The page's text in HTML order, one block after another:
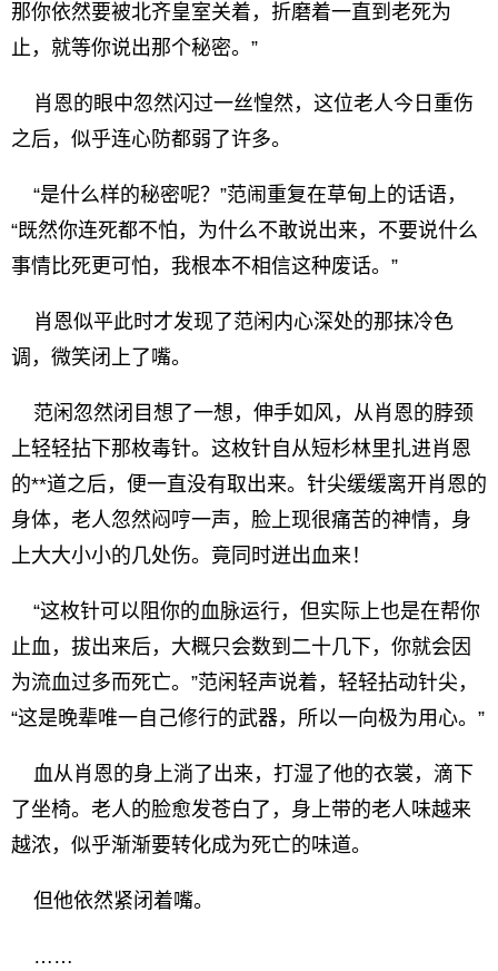
那你依然要被北齐皇室关着，折磨着一直到老死为
止，就等你说出那个秘密。”
肖恩的眼中忽然闪过一丝惶然，这位老人今日重伤
之后，似乎连心防都弱了许多。
“是什么样的秘密呢？”范闹重复在草甸上的话语，
“既然你连死都不怕，为什么不敢说出来，不要说什么
事情比死更可怕，我根本不相信这种废话。”
肖恩似平此时才发现了范闲内心深处的那抹冷色
调，微笑闭上了嘴。
范闲忽然闭目想了一想，伸手如风，从肖恩的脖颈
上轻轻拈下那枚毒针。这枚针自从短杉林里扎进肖恩
的**道之后，便一直没有取出来。针尖缓缓离开肖恩的
身体，老人忽然闷哼一声，脸上现很痛苦的神情，身
上大大小小的几处伤。竟同时迸出血来！
“这枚针可以阻你的血脉运行，但实际上也是在帮你
止血，拔出来后，大概只会数到二十几下，你就会因
为流血过多而死亡。”范闲轻声说着，轻轻拈动针尖，
“这是晚辈唯一自己修行的武器，所以一向极为用心。”
血从肖恩的身上淌了出来，打湿了他的衣裳，滴下
了坐椅。老人的脸愈发苍白了，身上带的老人味越来
越浓，似乎渐渐要转化成为死亡的味道。
但他依然紧闭着嘴。
……